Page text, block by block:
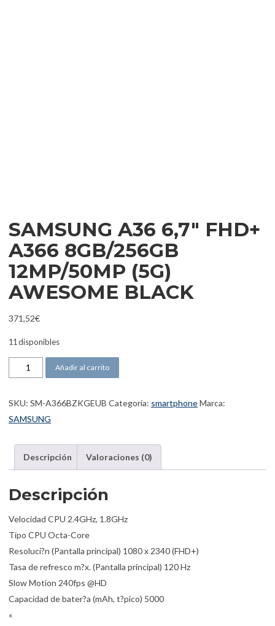
SAMSUNG A36 6,7″ FHD+
A366 8GB/256GB
12MP/50MP (5G)
AWESOME BLACK
371,52€
11 disponibles
SAMSUNG A36 6,7" FHD+ A366 8GB/256GB 12MP/50MP (5G)
Añadir al carrito
SKU: SM-A366BZKGEUB Categoría: smartphoneMarca:
SAMSUNG
Descripción Valoraciones (0)
Descripción
Velocidad CPU 2.4GHz, 1.8GHz
Tipo CPU Octa-Core
Resoluci?n (Pantalla principal) 1080 x 2340 (FHD+)
Tasa de refresco m?x. (Pantalla principal) 120 Hz
Slow Motion 240fps @HD
Capacidad de bater?a (mAh, t?pico) 5000
«